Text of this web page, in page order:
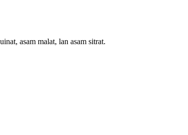
asam malat, lan asam sitrat.